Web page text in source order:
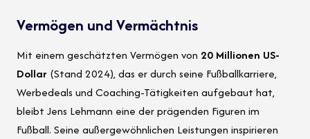
Vermögen und Vermächtnis
Mit einem geschätzten Vermögen von 20 Millionen US-
Dollar (Stand 2024), das er durch seine Fußballkarriere,
Werbedeals und Coaching-Tätigkeiten aufgebaut hat,
bleibt Jens Lehmann eine der prägenden Figuren im
Fußball. Seine außergewöhnlichen Leistungen inspirieren